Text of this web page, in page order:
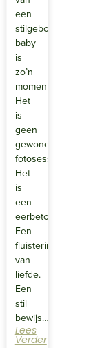
een
stilgeboren
baby
is
zo’n
moment.
Het
is
geen
gewone
fotosessie.
Het
is
een
eerbetoon.
Een
fluistering
van
liefde.
Een
stil
bewijs…
Lees
Verder